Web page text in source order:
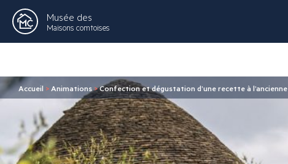
Musée des
Maisons comtoises
Accueil > Animations>Confection et dégustation d’une recette à l’ancienne